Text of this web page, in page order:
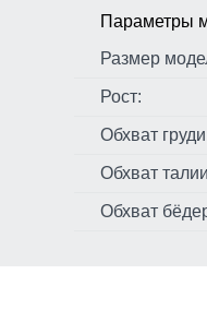
Параметры
Размер
Рост:
Обхват
Обхват
Обхват